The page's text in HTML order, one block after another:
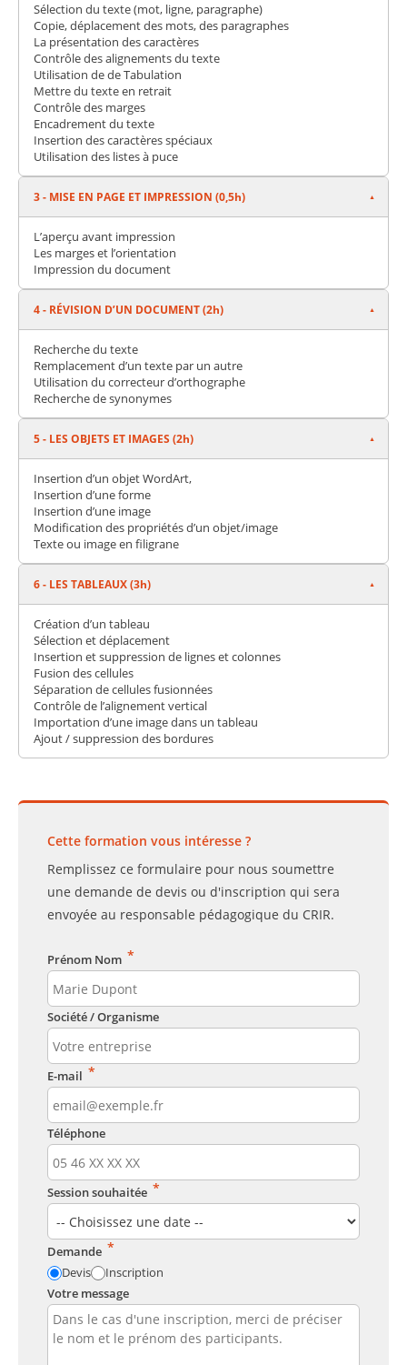
Sélection du texte (mot, ligne, paragraphe)
Copie, déplacement des mots, des paragraphes
La présentation des caractères
Contrôle des alignements du texte
Utilisation de de Tabulation
Mettre du texte en retrait
Contrôle des marges
Encadrement du texte
Insertion des caractères spéciaux
Utilisation des listes à puce
3 - MISE EN PAGE ET IMPRESSION (0,5h)
L’aperçu avant impression
Les marges et l’orientation
Impression du document
4 - RÉVISION D’UN DOCUMENT (2h)
Recherche du texte
Remplacement d’un texte par un autre
Utilisation du correcteur d’orthographe
Recherche de synonymes
5 - LES OBJETS ET IMAGES (2h)
Insertion d’un objet WordArt,
Insertion d’une forme
Insertion d’une image
Modification des propriétés d’un objet/image
Texte ou image en filigrane
6 - LES TABLEAUX (3h)
Création d’un tableau
Sélection et déplacement
Insertion et suppression de lignes et colonnes
Fusion des cellules
Séparation de cellules fusionnées
Contrôle de l’alignement vertical
Importation d’une image dans un tableau
Ajout / suppression des bordures
Cette formation vous intéresse ?
Remplissez ce formulaire pour nous soumettre
une demande de devis ou d'inscription qui sera
envoyée au responsable pédagogique du CRIR.
Prénom Nom *
Société / Organisme
E-mail *
Téléphone
Session souhaitée *
Demande *
Devis
Inscription
Votre message